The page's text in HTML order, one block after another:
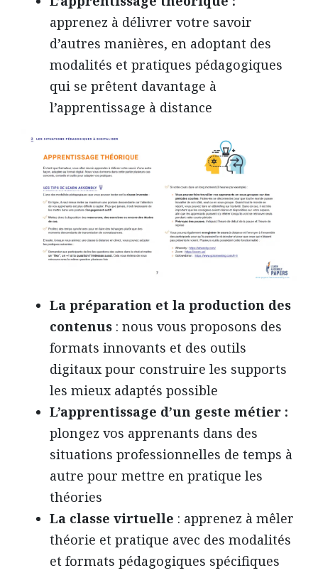
apprenez à délivrer votre savoir
d’autres manières, en adoptant des
modalités et pratiques pédagogiques
qui se prêtent davantage à
l’apprentissage à distance
La préparation et la production des
contenus : nous vous proposons des
formats innovants et des outils
digitaux pour construire les supports
les mieux adaptés possible
L’apprentissage d’un geste métier :
plongez vos apprenants dans des
situations professionnelles de temps à
autre pour mettre en pratique les
théories
La classe virtuelle : apprenez à mêler
théorie et pratique avec des modalités
et formats pédagogiques spécifiques